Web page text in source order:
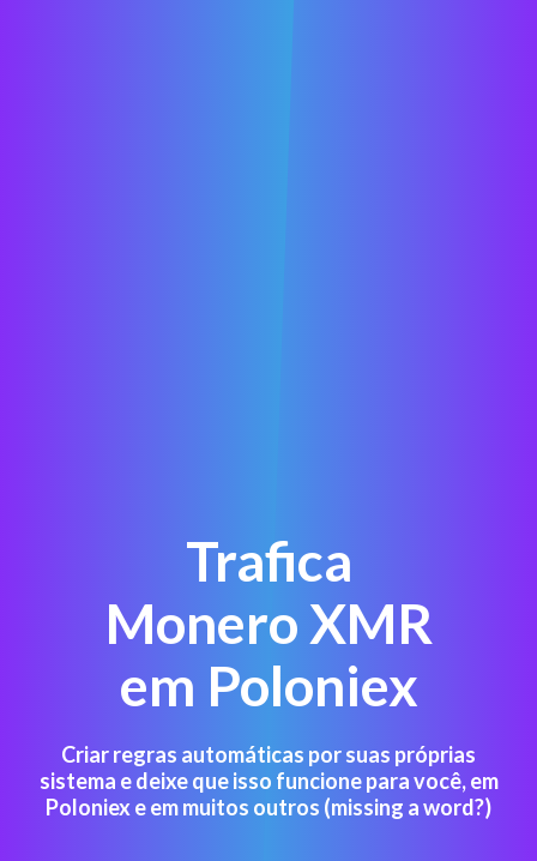
Trafica
Monero XMR
em Poloniex
Criar regras automáticas por suas próprias
sistema e deixe que isso funcione para você, em
Poloniex e em muitos outros (missing a word?)